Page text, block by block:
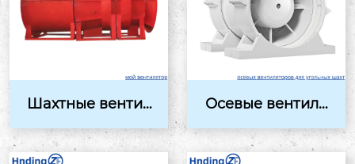
Шахтные вентил
е решения для в
енти...
Осевые вентиля
ых шахт в Росси
и: ...